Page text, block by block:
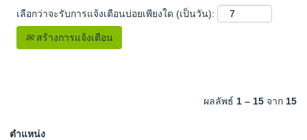
เลือกว่าจะรับการแจ้งเตือนบ่อยเพียงใด (เป็นวัน):
สร้างการแจ้งเตือน
ผลลัพธ์ 1 – 15 จาก 15
ตำแหน่ง